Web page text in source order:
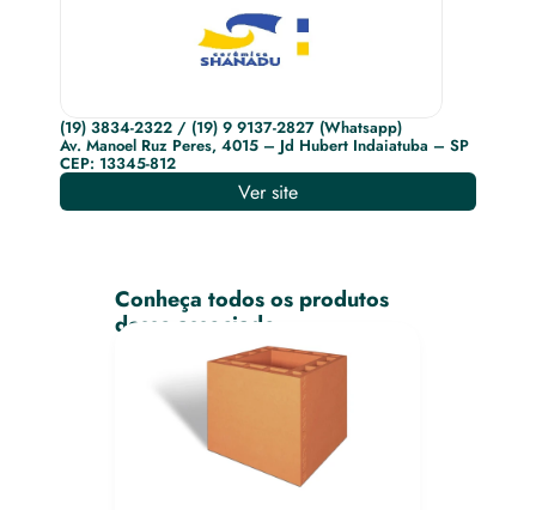
Conheça todos os produtos
desse associado
(19) 3834-2322 / (19) 9 9137-2827 (Whatsapp)
Av. Manoel Ruz Peres, 4015 – Jd Hubert Indaiatuba – SP
CEP: 13345-812
Ver site